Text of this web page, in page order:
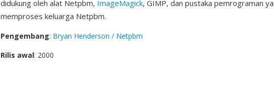
didukung oleh alat Netpbm, ImageMagick, GIMP, dan pustaka pemrograman
memproses keluarga Netpbm.
Pengembang: Bryan Henderson / Netpbm
Rilis awal: 2000